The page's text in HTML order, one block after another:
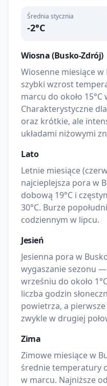
Średnia stycznia
-2°C
Wiosna (Busko-Zdrój)
Wiosenne miesiące
szybki wzrost
marcu do około 15°C
Charakterystyczne
oraz krótkie, ale
układami niżowymi
Lato
Letnie miesiące
najcieplejsza pora w
dobową 19°C i
30°C. Burze
codziennym w lipcu.
Jesień
Jesienna pora w
wygaszanie sezonu
wrześniu do około
liczba godzin
powietrza, a
zwykle w drugiej
Zima
Zimowe miesiące w
średnie temperatury
w marcu. Najniższe